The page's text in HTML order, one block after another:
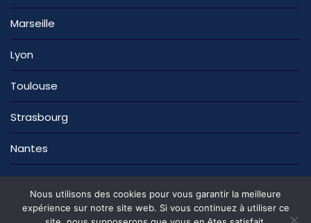
Marseille
Lyon
Toulouse
Strasbourg
Nantes
Nous utilisons des cookies pour vous garantir la meilleure
expérience sur notre site web. Si vous continuez à utiliser ce